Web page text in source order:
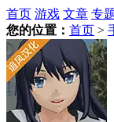
首页 游戏 文章 专
您的位置： 首页 >